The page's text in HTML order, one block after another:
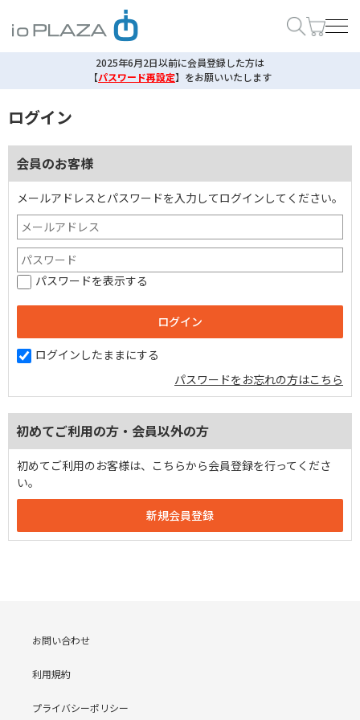
2025年6月2日以前に会員登録した方は
【パスワード再設定】 をお願いいたします
ログイン
会員のお客様
メールアドレスとパスワードを入力してログインしてください。
パスワードを表示する
ログインしたままにする
パスワードをお忘れの方はこちら
初めてご利用の方・会員以外の方
初めてご利用のお客様は、こちらから会員登録を行ってくださ
い。
お問い合わせ
利用規約
プライバシーポリシー